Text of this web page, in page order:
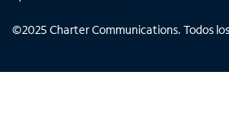
©2025 Charter Communications. Todos